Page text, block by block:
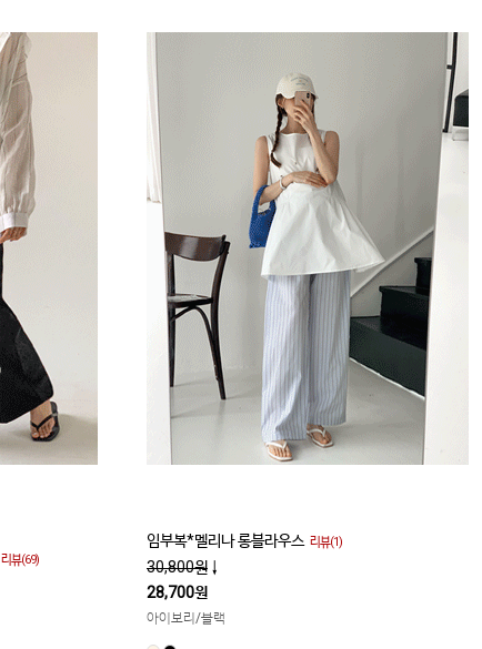
리뷰(69)
임부복*멜리나 롱블라우스 리뷰(1)
30,800원 ↓
28,700원
아이보리/블랙